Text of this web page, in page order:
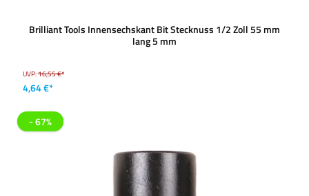
Brilliant Tools Innensechskant Bit Stecknuss 1/2 Zoll 55 mm
lang 5 mm
UVP:16,55 €*
4,64 €*
- 67%